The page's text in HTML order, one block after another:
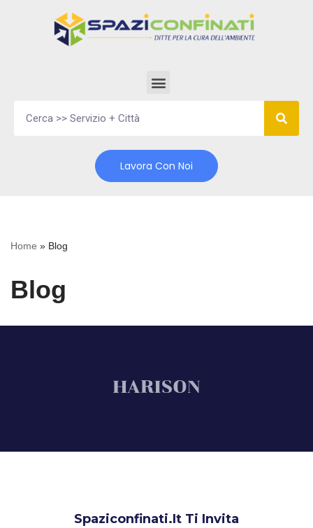
Lavora Con Noi
Home » Blog
Blog
Spaziconfinati.it Ti Invita